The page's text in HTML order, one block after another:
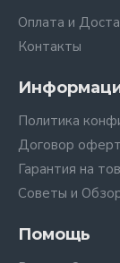
Оплата и
Контакты
Политика
Договор
Гарантия на
Советы и
Помощь